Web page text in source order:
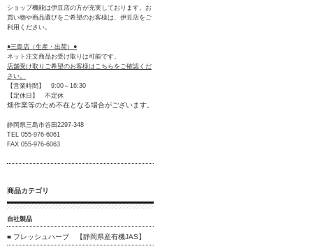
ショップ機能は伊豆店の方が充実しております。お
買い物や商品選びをご希望のお客様は、伊豆店をご
利用ください。
●三島店（生産・出荷）●
ネット注文商品お受け取りは可能です。
店舗受け取りご希望のお客様はこちらをご確認くだ
さい。
【営業時間】 9:00～16:30
【定休日】 不定休
畑作業等のため不在となる場合がございます。
静岡県三島市谷田2297-348
TEL 055-976-6061
FAX 055-976-6063
商品カテゴリ
自社製品
■ フレッシュハーブ 【静岡県産有機JAS】